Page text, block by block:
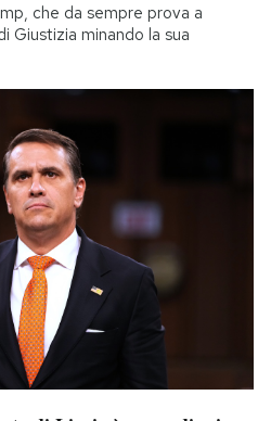
che da sempre prova a
Giustizia minando la sua